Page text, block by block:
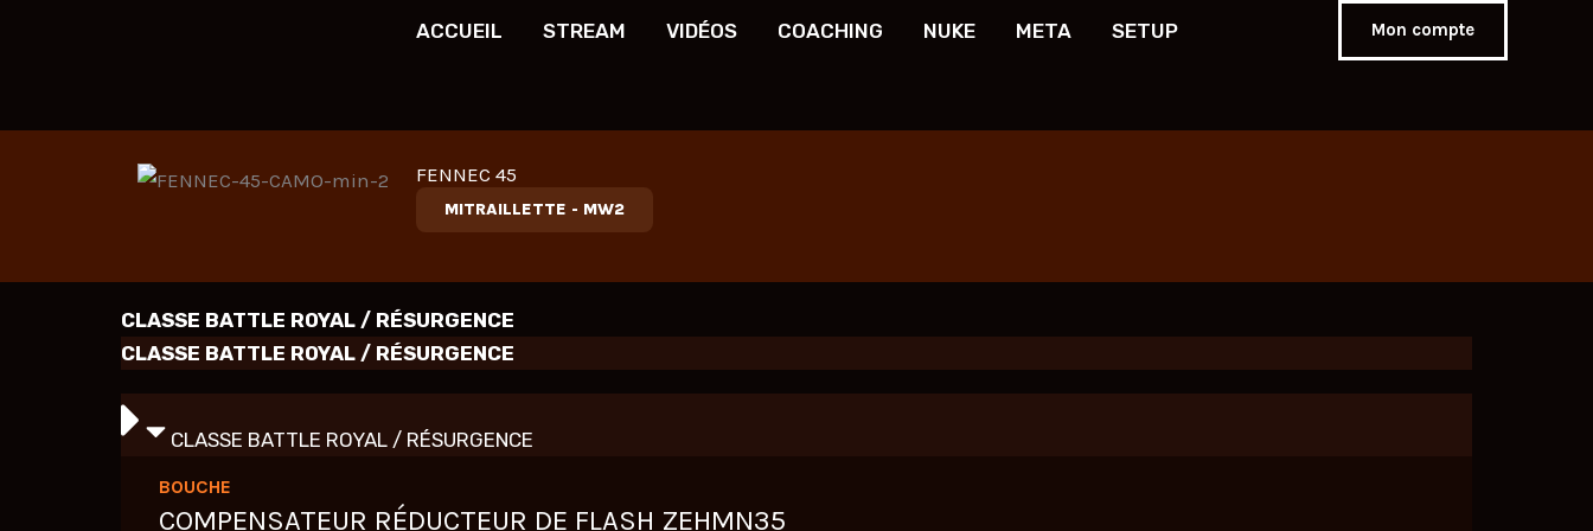
ACCUEIL STREAM VIDÉOS COACHING NUKE META SETUP Mon compte
FENNEC 45
MITRAILLETTE - MW2
CLASSE BATTLE ROYAL / RÉSURGENCE
CLASSE BATTLE ROYAL / RÉSURGENCE
CLASSE BATTLE ROYAL / RÉSURGENCE
BOUCHE
COMPENSATEUR RÉDUCTEUR DE FLASH ZEHMN35